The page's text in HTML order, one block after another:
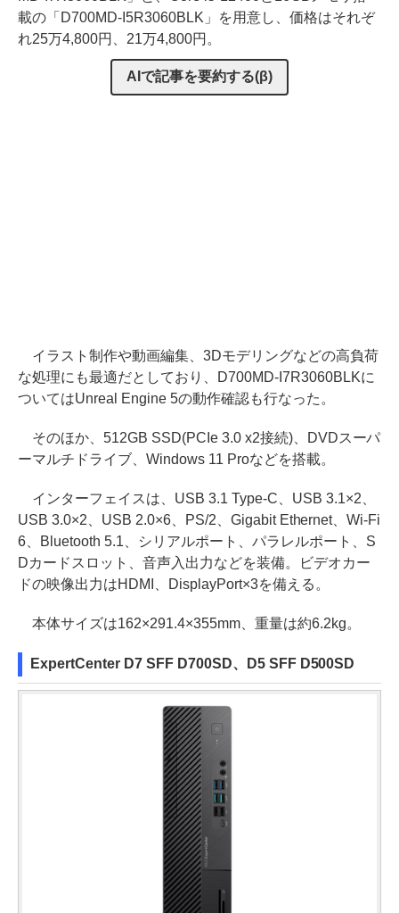
載の「D700MD-I5R3060BLK」を用意し、価格はそれぞ
れ25万4,800円、21万4,800円。
AIで記事を要約する(β)
イラスト制作や動画編集、3Dモデリングなどの高負荷
な処理にも最適だとしており、D700MD-I7R3060BLKに
ついてはUnreal Engine 5の動作確認も行なった。
そのほか、512GB SSD(PCIe 3.0 x2接続)、DVDスーパ
ーマルチドライブ、Windows 11 Proなどを搭載。
インターフェイスは、USB 3.1 Type-C、USB 3.1×2、
USB 3.0×2、USB 2.0×6、PS/2、Gigabit Ethernet、Wi-Fi
6、Bluetooth 5.1、シリアルポート、パラレルポート、S
Dカードスロット、音声入出力などを装備。ビデオカー
ドの映像出力はHDMI、DisplayPort×3を備える。
本体サイズは162×291.4×355mm、重量は約6.2kg。
ExpertCenter D7 SFF D700SD、D5 SFF D500SD